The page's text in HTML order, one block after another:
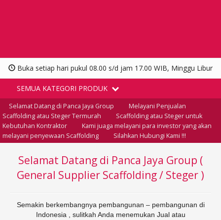
Buka setiap hari pukul 08.00 s/d jam 17.00 WIB, Minggu Libur
SEMUA KATEGORI PRODUK
Selamat Datang di Panca Jaya Group
Melayani Penjualan
Scaffolding atau Steger Termurah
Scaffolding atau Steger untuk
Kebutuhan Kontraktor
Kami juaga melayani para investor yang akan
melayani penyewaan Scaffolding
Silahkan Hubungi Kami !!!
Selamat Datang di Panca Jaya Group (
General Supplier Scaffolding / Steger )
Semakin berkembangnya pembangunan – pembangunan di
Indonesia , sulitkah Anda menemukan Jual atau